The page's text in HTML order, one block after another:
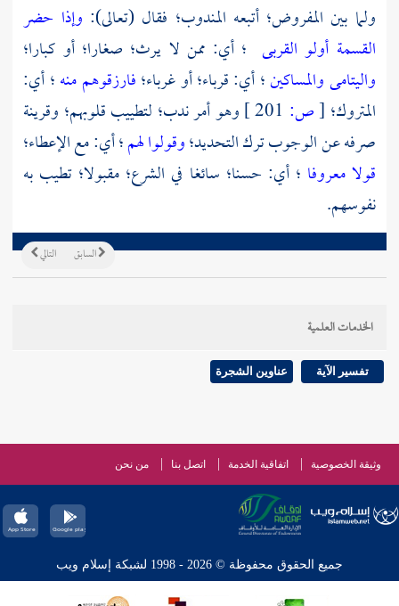
ولما بين المفروض؛ أتبعه المندوب؛ فقال (تعالى): وإذا حضر
القسمة أولو القربى ؛ أي: ممن لا يرث؛ صغارا؛ أو كبارا؛
واليتامى والمساكين؛ أي: قرباء؛ أو غرباء؛فارزقوهم منه؛ أي:
المتروك؛ [ص:
وهو أمر ندب؛ لتطييب قلوبهم؛ وقرينة
صرفه عن الوجوب ترك التحديد؛وقولوا لهم؛ أي: مع الإعطاء؛
قولا معروفا ؛ أي: حسنا؛ سائغا في الشرع؛ مقبولا؛ تطيب به
نفوسهم.
التالي السابق
الخدمات العلمية
تفسير الآية عناوين الشجرة
وثيقة الخصوصية اتفاقية الخدمة اتصل بنا من نحن
جميع الحقوق محفوظة © 2026 - 1998 لشبكة إسلام ويب